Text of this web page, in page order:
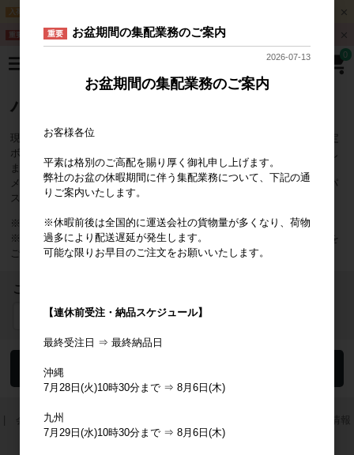
入荷情報
重要 【Rwanda 24/25クロップをご注文のお取引先さまへ】
0
パスワード再設定
現在ご登録いただいているメールアドレスを入力し、パスワード再設定
ボタンをクリックして下さい。パスワード再設定用のメールをお送りし
ます。
メールが届きましたら、本文中に記載されているURLをクリックしてパ
スワードの再設定を行ってください。
※再設定用URLの有効期限は60分です。
※メールが届かない場合は、迷惑メールフォルダ等に入っていないかを
ご確認ください。
ご登録メールアドレス
| 会社概要 |
個人情報
の取り扱いについて | 利用規約 | お問い合わせ |
重要 お盆期間の集配業務のご案内
2026-07-13
お盆期間の集配業務のご案内
お客様各位
平素は格別のご高配を賜り厚く御礼申し上げます。
弊社のお盆の休暇期間に伴う集配業務について、下記の通
りご案内いたします。
※休暇前後は全国的に運送会社の貨物量が多くなり、荷物
過多により配送遅延が発生します。
可能な限りお早目のご注文をお願いいたします。
【連休前受注・納品スケジュール】
最終受注日 ⇒ 最終納品日
沖縄
7月28日(火)10時30分まで ⇒ 8月6日(木)
九州
7月29日(水)10時30分まで ⇒ 8月6日(木)